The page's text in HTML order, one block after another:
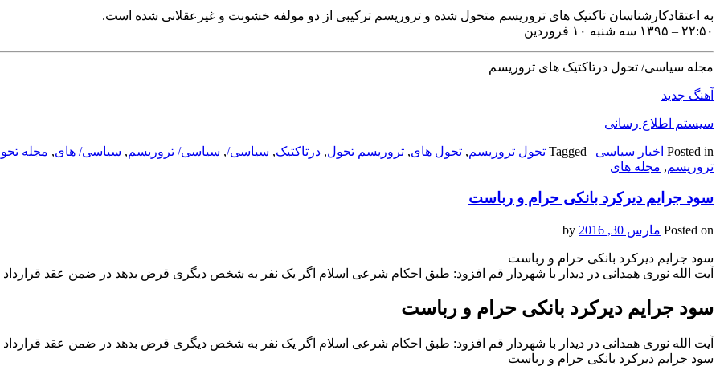
به اعتقادکارشناسان تاکتیک های تروریسم متحول شده و تروریسم ترکیبی از دو مولفه خشونت و غیرعقلانی شده است.
۲۲:۵۰ – ۱۳۹۵ سه شنبه ۱۰ فروردین
مجله سیاسی/ تحول درتاکتیک های تروریسم
آهنگ جدید
سیستم اطلاع رسانی
Posted in اخبار سیاسی |
Tagged تحول تروریسم, تحول های, تروریسم تحول, درتاکتیک, سیاسی/, سیاسی/ تروریسم, سیاسی/ های, مجله
تروریسم, مجله های
سود جرایم دیرکرد بانکی حرام و رباست
Posted on مارس 30, 2016
سود جرایم دیرکرد بانکی حرام و رباست
آیت الله نوری همدانی در دیدار با شهردار قم افزود: طبق احکام شرعی اسلام اگر یک نفر به شخص دیگری قرض بدهد در ضمن عقد قرارداد
سود جرایم دیرکرد بانکی حرام و رباست
آیت الله نوری همدانی در دیدار با شهردار قم افزود: طبق احکام شرعی اسلام اگر یک نفر به شخص دیگری قرض بدهد در ضمن عقد قرارداد
سود جرایم دیرکرد بانکی حرام و رباست